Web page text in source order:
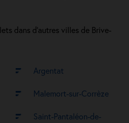
dans d’autres villes de Brive-
Argentat
Malemort-sur-Corrèze
Saint-Pantaléon-de-